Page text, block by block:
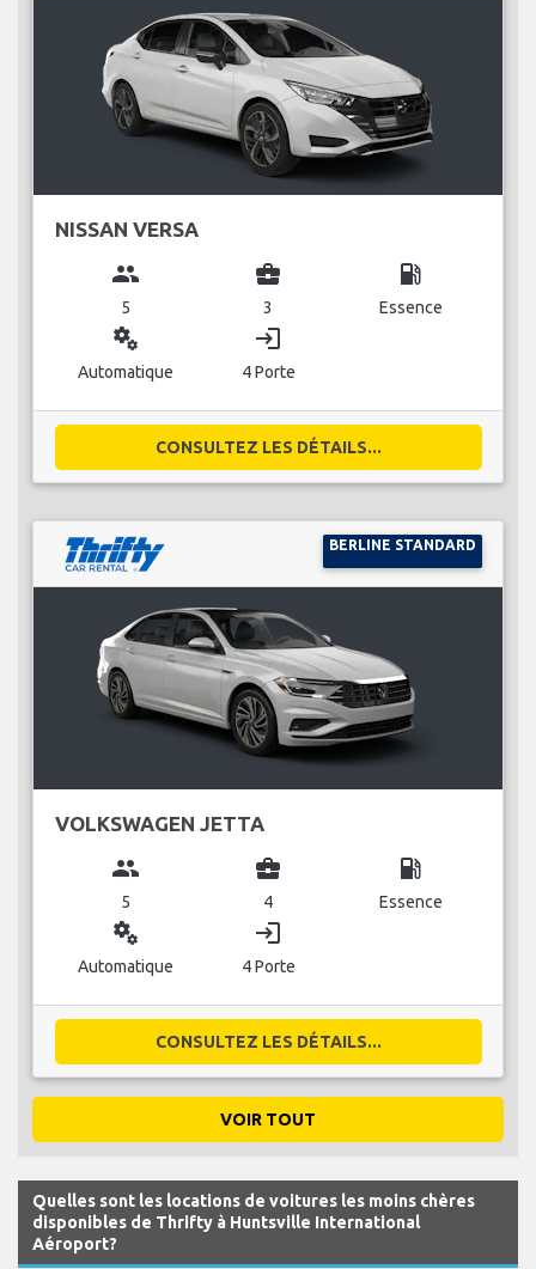
NISSAN VERSA
group
5
business_center
3
local_gas_station
Essence
miscellaneous_services
Automatique
login
4 Porte
CONSULTEZ LES DÉTAILS...
BERLINE STANDARD
VOLKSWAGEN JETTA
group
5
business_center
4
local_gas_station
Essence
miscellaneous_services
Automatique
login
4 Porte
CONSULTEZ LES DÉTAILS...
VOIR TOUT
Quelles sont les locations de voitures les moins chères
disponibles de Thrifty à Huntsville International
Aéroport?